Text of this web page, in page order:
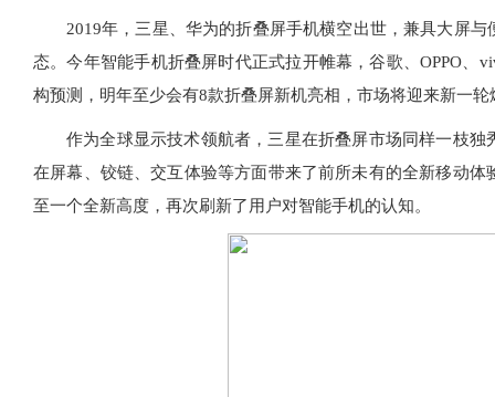
2019年，三星、华为的折叠屏手机横空出世，兼具大屏
态。今年智能手机折叠屏时代正式拉开帷幕，谷歌、OPPO
构预测，明年至少会有8款折叠屏新机亮相，市场将迎来新一轮
作为全球显示技术领航者，三星在折叠屏市场同样一枝
在屏幕、铰链、交互体验等方面带来了前所未有的全新移动
至一个全新高度，再次刷新了用户对智能手机的认知。